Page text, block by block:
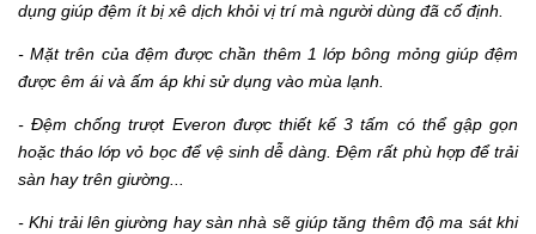
dụng giúp đệm ít bị xê dịch khỏi vị trí mà người dùng đã cố định.
- Mặt trên của đệm được chần thêm 1 lớp bông mỏng giúp đệm
được êm ái và ấm áp khi sử dụng vào mùa lạnh.
- Đệm chống trượt Everon được thiết kế 3 tấm có thể gập gọn
hoặc tháo lớp vỏ bọc để vệ sinh dễ dàng. Đệm rất phù hợp để trải
sàn hay trên giường...
- Khi trải lên giường hay sàn nhà sẽ giúp tăng thêm độ ma sát khi